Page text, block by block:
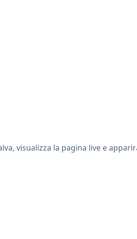
visualizza la pagina live e